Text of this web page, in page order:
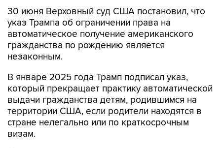
30 июня Верховный суд США постановил, что
указ Трампа об ограничении права на
автоматическое получение американского
гражданства по рождению является
незаконным.
В январе 2025 года Трамп подписал указ,
который прекращает практику автоматической
выдачи гражданства детям, родившимся на
территории США, если родители находятся в
стране нелегально или по краткосрочным
визам.